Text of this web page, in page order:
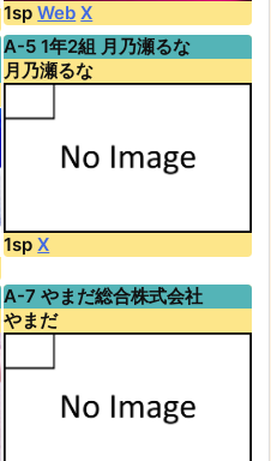
1spWeb X
A-5 1年2組 月乃瀬るな
月乃瀬るな
1spX
A-7 やまだ総合株式会社
やまだ